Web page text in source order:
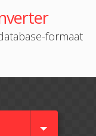
formaat